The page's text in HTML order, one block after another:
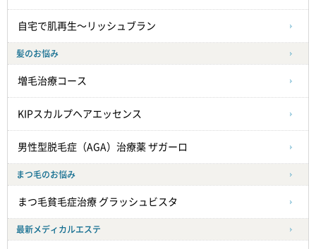
自宅で肌再生～リッシュブラン
髪のお悩み
増毛治療コース
KIPスカルプヘアエッセンス
男性型脱毛症（AGA）治療薬 ザガーロ
まつ毛のお悩み
まつ毛貧毛症治療 グラッシュビスタ
最新メディカルエステ